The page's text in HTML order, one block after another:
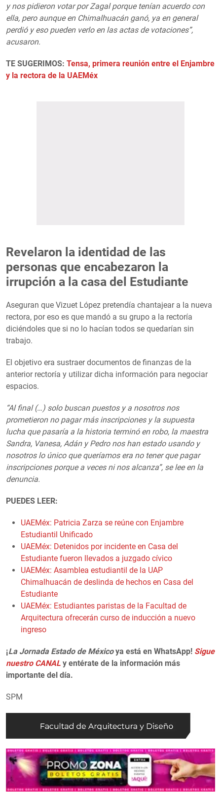
y nos pidieron votar por Zagal porque tenían acuerdo con
ella, pero aunque en Chimalhuacán ganó, ya en general
perdió y eso pueden verlo en las actas de votaciones”,
acusaron.
TE SUGERIMOS: Tensa, primera reunión entre el Enjambre
y la rectora de la UAEMéx
Revelaron la identidad de las
personas que encabezaron la
irrupción a la casa del Estudiante
Aseguran que Vizuet López pretendía chantajear a la nueva
rectora, por eso es que mandó a su grupo a la rectoría
diciéndoles que si no lo hacían todos se quedarían sin
trabajo.
El objetivo era sustraer documentos de finanzas de la
anterior rectoría y utilizar dicha información para negociar
espacios.
“Al final (…) solo buscan puestos y a nosotros nos
prometieron no pagar más inscripciones y la supuesta
lucha que pasaría a la historia terminó en robo, la maestra
Sandra, Vanesa, Adán y Pedro nos han estado usando y
nosotros lo único que queríamos era no tener que pagar
inscripciones porque a veces ni nos alcanza”, se lee en la
denuncia.
PUEDES LEER:
UAEMéx: Patricia Zarza se reúne con Enjambre
Estudiantil Unificado
UAEMéx: Detenidos por incidente en Casa del
Estudiante fueron llevados a juzgado cívico
UAEMéx: Asamblea estudiantil de la UAP
Chimalhuacán de deslinda de hechos en Casa del
Estudiante
UAEMéx: Estudiantes paristas de la Facultad de
Arquitectura ofrecerán curso de inducción a nuevo
ingreso
¡La Jornada Estado de Méxicoya está en WhatsApp! Sigue
nuestro CANAL y entérate de la información más
importante del día.
SPM